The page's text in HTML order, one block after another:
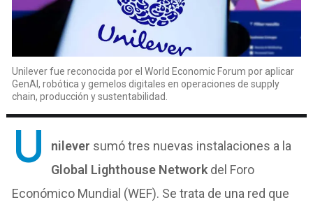
Unilever fue reconocida por el World Economic Forum por aplicar
GenAI, robótica y gemelos digitales en operaciones de supply
chain, producción y sustentabilidad.
U nilever sumó tres nuevas instalaciones a la
Global Lighthouse Network del Foro
Económico Mundial (WEF). Se trata de una red que